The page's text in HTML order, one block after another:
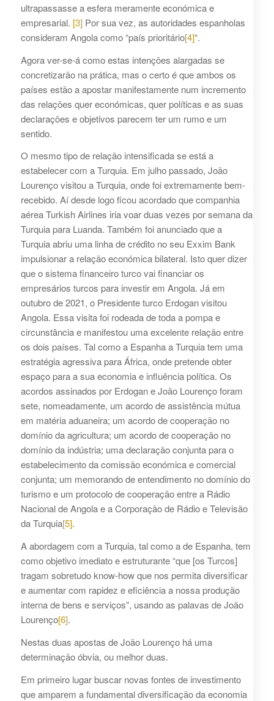
ultrapassasse a esfera meramente económica e
empresarial. [3]Por sua vez, as autoridades espanholas
consideram Angola como “país prioritário[4]“.
Agora ver-se-á como estas intenções alargadas se
concretizarão na prática, mas o certo é que ambos os
países estão a apostar manifestamente num incremento
das relações quer económicas, quer políticas e as suas
declarações e objetivos parecem ter um rumo e um
sentido.
O mesmo tipo de relação intensificada se está a
estabelecer com a Turquia. Em julho passado, João
Lourenço visitou a Turquia, onde foi extremamente bem-
recebido. Aí desde logo ficou acordado que companhia
aérea Turkish Airlines iria voar duas vezes por semana da
Turquia para Luanda. Também foi anunciado que a
Turquia abriu uma linha de crédito no seu Exxim Bank
impulsionar a relação económica bilateral. Isto quer dizer
que o sistema financeiro turco vai financiar os
empresários turcos para investir em Angola. Já em
outubro de 2021, o Presidente turco Erdogan visitou
Angola. Essa visita foi rodeada de toda a pompa e
circunstância e manifestou uma excelente relação entre
os dois países. Tal como a Espanha a Turquia tem uma
estratégia agressiva para África, onde pretende obter
espaço para a sua economia e influência política. Os
acordos assinados por Erdogan e João Lourenço foram
sete, nomeadamente, um acordo de assistência mútua
em matéria aduaneira; um acordo de cooperação no
domínio da agricultura; um acordo de cooperação no
domínio da indústria; uma declaração conjunta para o
estabelecimento da comissão económica e comercial
conjunta; um memorando de entendimento no domínio do
turismo e um protocolo de cooperação entre a Rádio
Nacional de Angola e a Corporação de Rádio e Televisão
da Turquia[5].
A abordagem com a Turquia, tal como a de Espanha, tem
como objetivo imediato e estruturante “que [os Turcos]
tragam sobretudo know-how que nos permita diversificar
e aumentar com rapidez e eficiência a nossa produção
interna de bens e serviços”, usando as palavas de João
Lourenço[6].
Nestas duas apostas de João Lourenço há uma
determinação óbvia, ou melhor duas.
Em primeiro lugar buscar novas fontes de investimento
que amparem a fundamental diversificação da economia